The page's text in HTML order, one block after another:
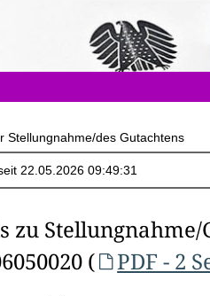
Stellungnahme/des Gutachtens
zu Stellungnahme/
(
PDF - 2